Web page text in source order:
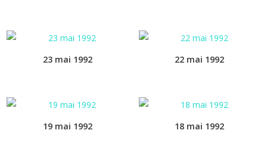
23 mai 1992 22 mai 1992
19 mai 1992 18 mai 1992